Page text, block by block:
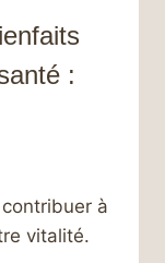
:
à
vitalité.